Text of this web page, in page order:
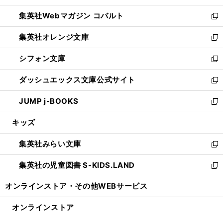
開
く
ウ
で
開
く
ン
ド
ウ
で
開
く
ウ
ィ
ン
ド
ウ
で
開
く
集英社Webマガジン コバルト
新
し
い
ウ
ィ
ン
ド
ウ
で
開
集英社オレンジ文庫
新
し
い
ウ
ィ
ン
ド
ウ
開
く
シフォン文庫
新
し
い
ウ
ィ
ン
ウ
で
開
く
ダッシュエックス文庫公式サイト
新
し
い
ウ
ン
ド
ウ
で
JUMP j-BOOKS
新
し
ウ
ィ
ン
ド
開
キッズ
集英社みらい文庫
新
し
い
ン
集英社の児童図書 S-KIDS.LAND
新
ウ
オンラインストア・ その他WEBサービス
オンラインストア